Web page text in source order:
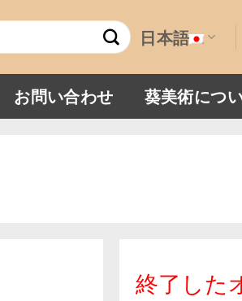
日本語
お問い合わせ 葵美術につ
終了した